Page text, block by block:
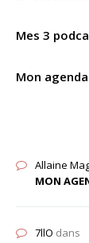
Mes 3
Mon
Allaine
MON
7llO dans